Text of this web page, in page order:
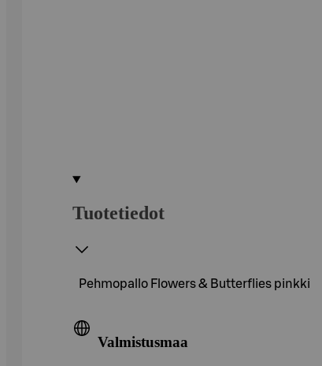
Tuotetiedot
Pehmopallo Flowers & Butterflies pinkki
Valmistusmaa